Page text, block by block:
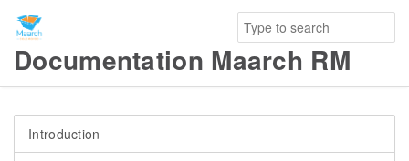
Documentation Maarch RM
Introduction